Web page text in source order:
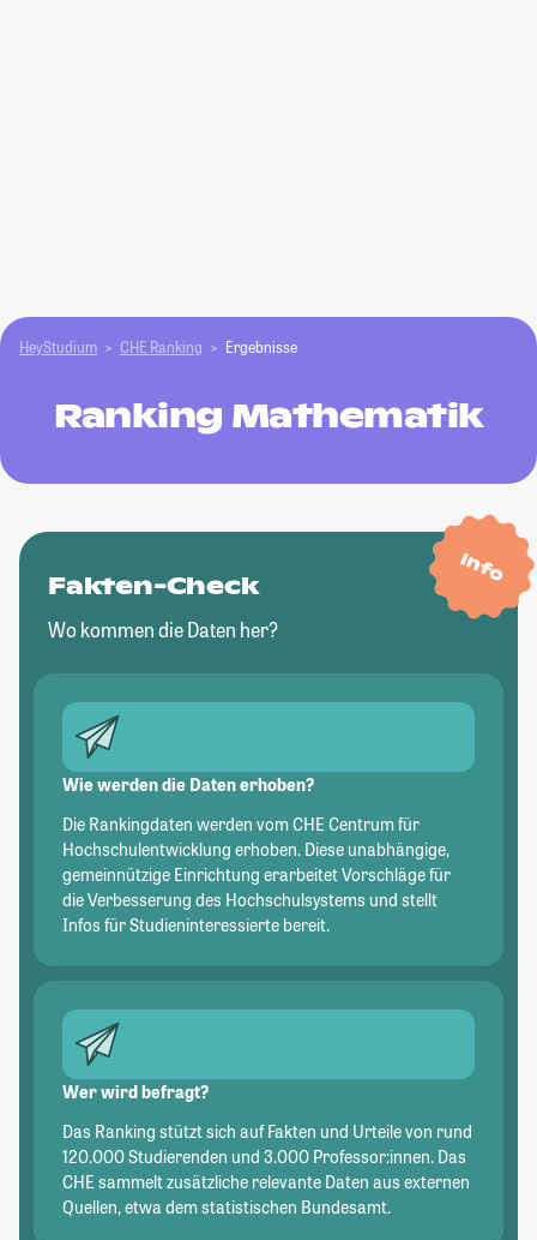
HeyStudium CHE Ranking Ergebnisse
Ranking Mathematik
Info
Fakten-Check
Wo kommen die Daten her?
Wie werden die Daten erhoben?
Die Rankingdaten werden vom CHE Centrum für
Hochschulentwicklung erhoben. Diese unabhängige,
gemeinnützige Einrichtung erarbeitet Vorschläge für
die Verbesserung des Hochschulsystems und stellt
Infos für Studieninteressierte bereit.
Wer wird befragt?
Das Ranking stützt sich auf Fakten und Urteile von rund
120.000 Studierenden und 3.000 Professor:innen. Das
CHE sammelt zusätzliche relevante Daten aus externen
Quellen, etwa dem statistischen Bundesamt.